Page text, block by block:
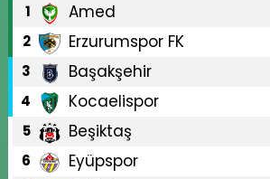
1 Amed
2 Erzurumspor FK
3 Başakşehir
4 Kocaelispor
5 Beşiktaş
6 Eyüpspor